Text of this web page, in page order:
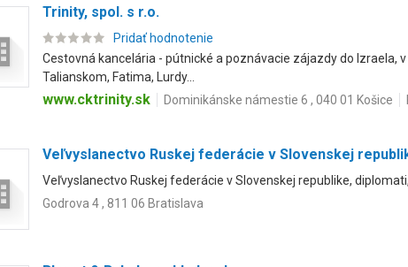
Trinity, spol. s r.o.
Pridať hodnotenie
Cestovná kancelária - pútnické a poznávacie zájazdy do Izraela,
Talianskom, Fatima, Lurdy...
www.cktrinity.sk Dominikánske námestie 6 , 040 01 Košice
Veľvyslanectvo Ruskej federácie v Slovenskej
Veľvyslanectvo Ruskej federácie v Slovenskej republike,
Godrova 4 , 811 06 Bratislava